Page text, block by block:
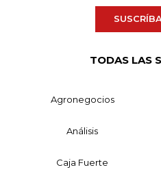
TODAS LAS
Agronegocios
Análisis
Caja Fuerte